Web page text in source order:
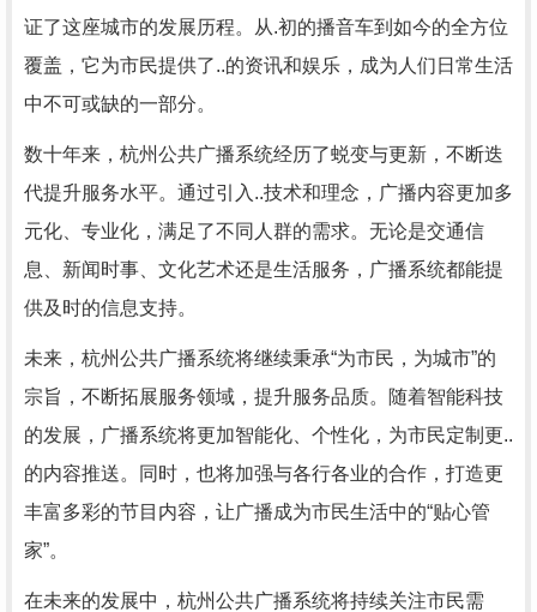
证了这座城市的发展历程。从.初的播音车到如今的全方位
覆盖，它为市民提供了..的资讯和娱乐，成为人们日常生活
中不可或缺的一部分。
数十年来，杭州公共广播系统经历了蜕变与更新，不断迭
代提升服务水平。通过引入..技术和理念，广播内容更加多
元化、专业化，满足了不同人群的需求。无论是交通信
息、新闻时事、文化艺术还是生活服务，广播系统都能提
供及时的信息支持。
未来，杭州公共广播系统将继续秉承“为市民，为城市”的
宗旨，不断拓展服务领域，提升服务品质。随着智能科技
的发展，广播系统将更加智能化、个性化，为市民定制更..
的内容推送。同时，也将加强与各行各业的合作，打造更
丰富多彩的节目内容，让广播成为市民生活中的“贴心管
家”。
在未来的发展中，杭州公共广播系统将持续关注市民需